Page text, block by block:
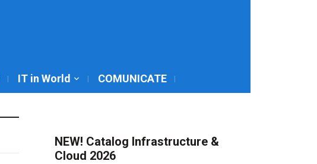
IT in World COMUNICATE
NEW! Catalog Infrastructure &
Cloud 2026